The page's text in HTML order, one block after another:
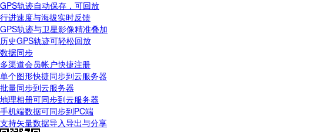
GPS轨迹自动保存，可回放
行进速度与海拔实时反馈
GPS轨迹与卫星影像精准叠加
历史GPS轨迹可轻松回放
数据同步
多渠道会员帐户快捷注册
单个图形快捷同步到云服务器
批量同步到云服务器
地理相册可同步到云服务器
手机端数据可同步到PC端
支持矢量数据导入导出与分享